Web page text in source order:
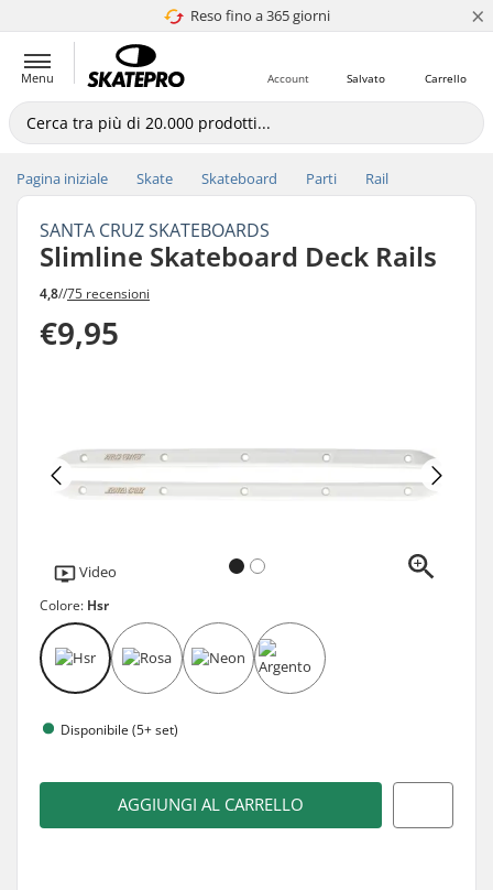
Reso fino a 365 giorni
4.8 di 5 ×
Menu Carrello
Salvato
Account
Pagina iniziale Skate Skateboard Parti Rail
SANTA CRUZ SKATEBOARDS
Slimline Skateboard Deck Rails
4,8//75 recensioni
€9,95
Video
Colore: Hsr
Disponibile (5+ set)
AGGIUNGI AL CARRELLO